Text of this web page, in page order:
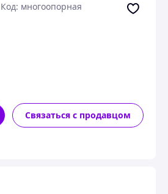
Код: многоопорная
Связаться с продавцом